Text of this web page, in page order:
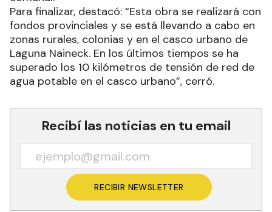
Para finalizar, destacó: “Esta obra se realizará con
fondos provinciales y se está llevando a cabo en
zonas rurales, colonias y en el casco urbano de
Laguna Naineck. En los últimos tiempos se ha
superado los 10 kilómetros de tensión de red de
agua potable en el casco urbano”, cerró.
Recibí las noticias en tu email
RECIBIR NEWSLETTER